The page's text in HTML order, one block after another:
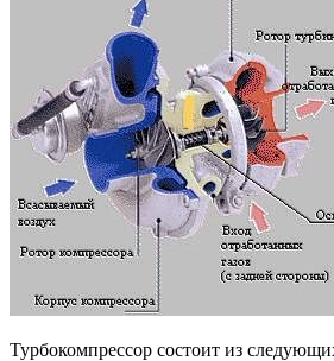
Турбокомпрессор состоит из